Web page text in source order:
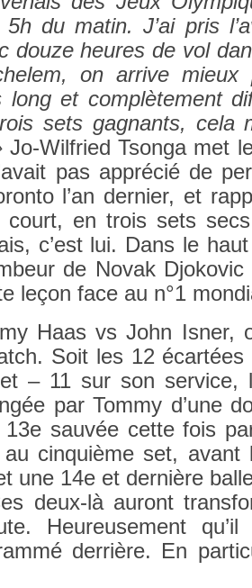
5h du matin. J’ai pris
douze heures de vol
on ar­rive mieux
long et com­plète­ment
sets gag­nants, cela
Jo-Wilfried Tson­ga met
pas apprécié de
l’an de­rni­er, et
court, en trois sets
c’est lui. Dans le
de Novak
leçon face au n°1
Haas vs John Isner,
Soit les 12
– 11 sur son
par Tommy d’une
sauvée cette fois
cin­quiè­me set, avant
une 14e et dernière
deux-là auront
Heureuse­ment
derrière. En